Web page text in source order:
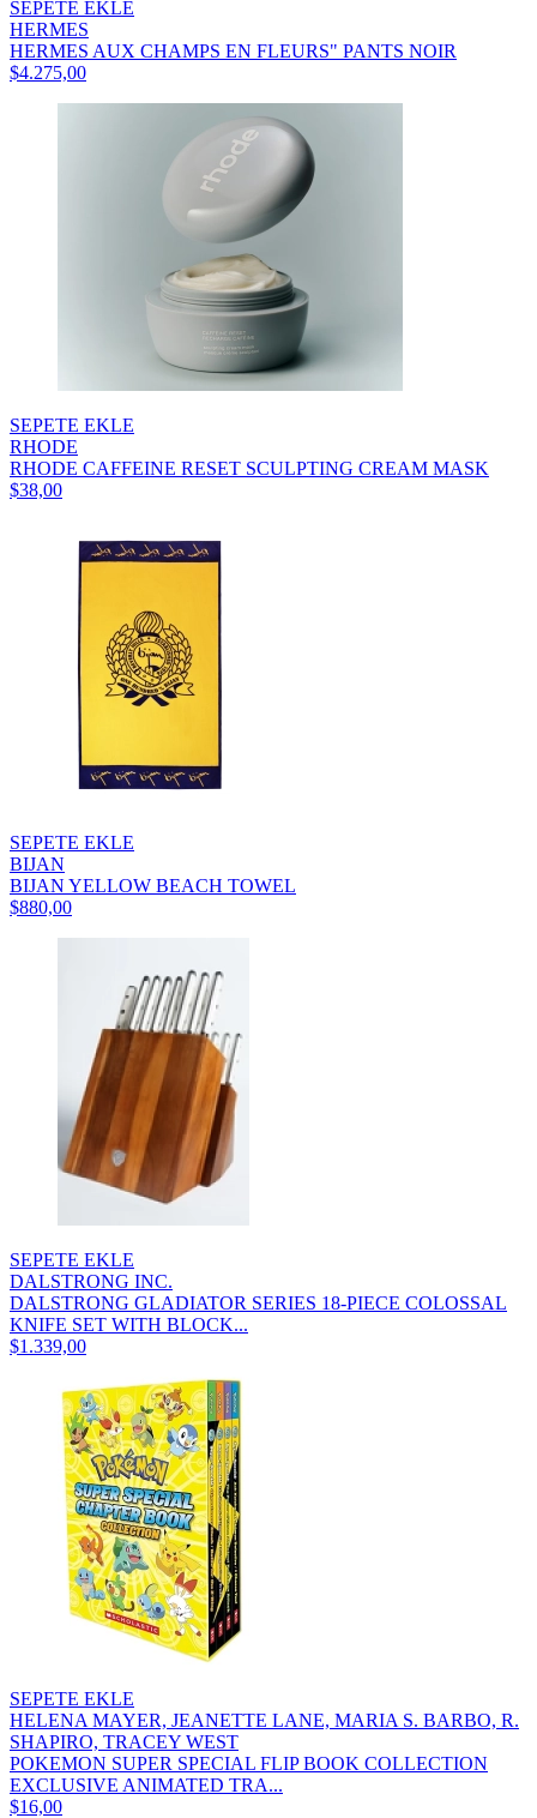
SEPETE EKLE
HERMES
HERMES AUX CHAMPS EN FLEURS" PANTS NOIR
$4.275,00
SEPETE EKLE
RHODE
RHODE CAFFEINE RESET SCULPTING CREAM MASK
$38,00
SEPETE EKLE
BIJAN
BIJAN YELLOW BEACH TOWEL
$880,00
SEPETE EKLE
DALSTRONG INC.
DALSTRONG GLADIATOR SERIES 18-PIECE COLOSSAL
KNIFE SET WITH BLOCK...
$1.339,00
SEPETE EKLE
HELENA MAYER, JEANETTE LANE, MARIA S. BARBO, R.
SHAPIRO, TRACEY WEST
POKEMON SUPER SPECIAL FLIP BOOK COLLECTION
EXCLUSIVE ANIMATED TRA...
$16,00